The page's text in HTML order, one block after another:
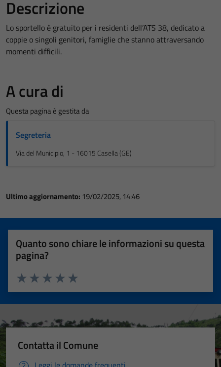
Descrizione
Lo sportello è gratuito per i residenti dell’ATS 38, dedicato a
coppie o singoli genitori, famiglie che stanno attraversando
momenti difficili.
A cura di
Questa pagina è gestita da
Segreteria
Via del Municipio, 1 - 16015 Casella (GE)
Ultimo aggiornamento: 19/02/2025, 14:46
Quanto sono chiare le informazioni su questa
pagina?
Valuta 5 stelle su 5
Valuta 4 stelle su 5
Valuta 3 stelle su 5
Valuta 2 stelle su 5
Valuta 1 stelle su 5
Contatta il Comune